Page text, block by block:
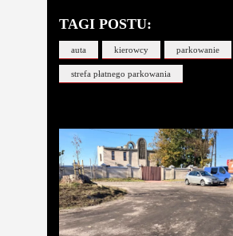
TAGI POSTU:
auta kierowcy parkowanie
strefa płatnego parkowania